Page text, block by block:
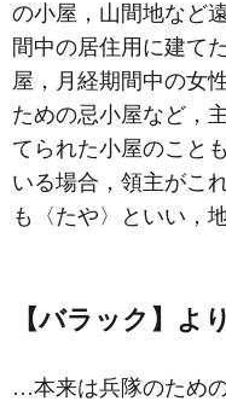
の小屋，山間地など
間中の居住用に建て
屋，月経期間中の女
ための忌小屋など，
てられた小屋のこと
いる場合，領主がこ
も〈たや〉といい，
【バラック】より
…本来は兵隊のため